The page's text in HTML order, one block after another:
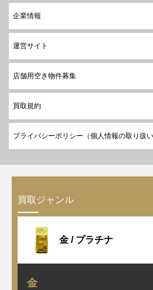
企業情報
運営サイト
店舗用空き物件募集
買取規約
プライバシーポリシー（個人情報の取り扱い
買取ジャンル
金 / プラチナ
金